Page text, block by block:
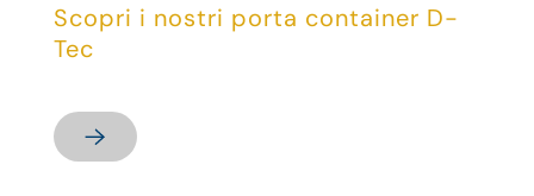
Scopri i nostri porta container D-
Tec